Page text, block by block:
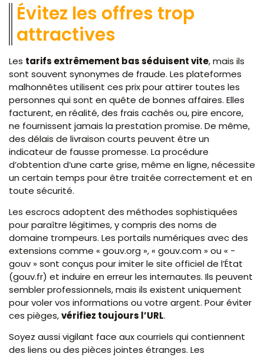
Évitez les offres trop
attractives
Les tarifs extrêmement bas séduisent vite, mais ils
sont souvent synonymes de fraude. Les plateformes
malhonnêtes utilisent ces prix pour attirer toutes les
personnes qui sont en quête de bonnes affaires. Elles
facturent, en réalité, des frais cachés ou, pire encore,
ne fournissent jamais la prestation promise. De même,
des délais de livraison courts peuvent être un
indicateur de fausse promesse. La procédure
d’obtention d’une carte grise, même en ligne, nécessite
un certain temps pour être traitée correctement et en
toute sécurité.
Les escrocs adoptent des méthodes sophistiquées
pour paraître légitimes, y compris des noms de
domaine trompeurs. Les portails numériques avec des
extensions comme « gouv.org », « gouv.com » ou « -
gouv » sont conçus pour imiter le site officiel de l’État
(gouv.fr) et induire en erreur les internautes. Ils peuvent
sembler professionnels, mais ils existent uniquement
pour voler vos informations ou votre argent. Pour éviter
ces pièges,vérifiez toujours l’URL.
Soyez aussi vigilant face aux courriels qui contiennent
des liens ou des pièces jointes étranges. Les